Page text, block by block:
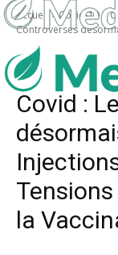
Accueil Covid-19
Controverses
Covid l’autre bout de la
Vaccins
Covid :
la